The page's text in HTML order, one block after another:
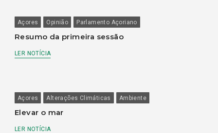
Açores Opinião Parlamento Açoriano
Resumo da primeira sessão
LER NOTÍCIA
Açores Alterações Climáticas Ambiente
Elevar o mar
LER NOTÍCIA